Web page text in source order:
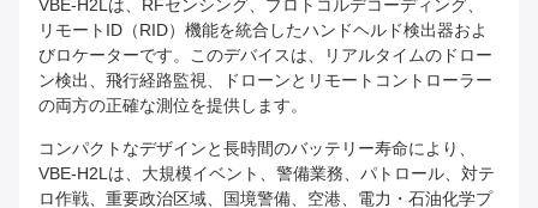
VBE-H2Lは、RFセンシング、プロトコルデコーディング、
リモートID（RID）機能を統合したハンドヘルド検出器およ
びロケーターです。このデバイスは、リアルタイムのドロー
ン検出、飛行経路監視、ドローンとリモートコントローラー
の両方の正確な測位を提供します。
コンパクトなデザインと長時間のバッテリー寿命により、
VBE-H2Lは、大規模イベント、警備業務、パトロール、対テ
ロ作戦、重要政治区域、国境警備、空港、電力・石油化学プ